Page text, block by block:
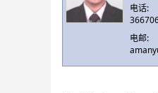
电话:
电邮: